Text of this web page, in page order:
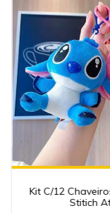
Kit C/12
Stitich